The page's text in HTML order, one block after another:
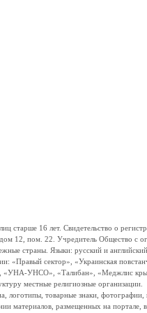
16 лет. Свидетельство о
12, пом. 22. Учредитель Общество
страны. Языки: русский и
«Правый сектор», «Украинская
УНСО», «Талибан», «Меджлис
местные религиозные организации.
логотипы, товарные знаки,
материалов, размещенных на